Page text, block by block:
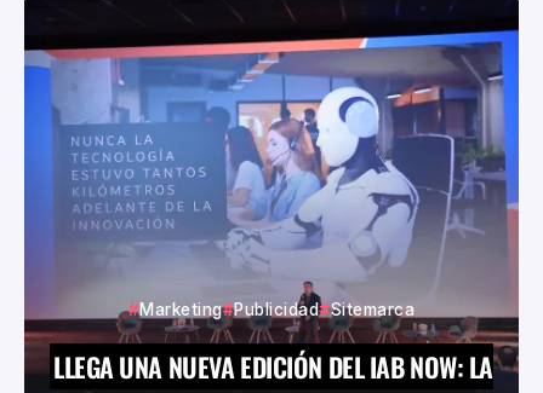
Marketing Publicidad Sitemarca
LLEGA UNA NUEVA EDICIÓN DEL IAB NOW: LA